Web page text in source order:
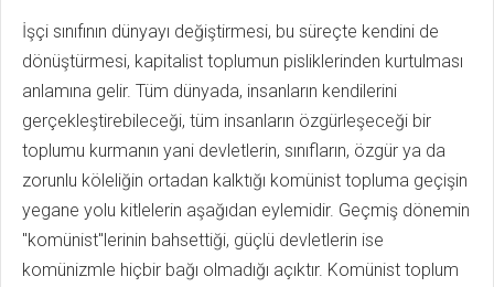
İşçi sınıfının dünyayı değiştirmesi, bu süreçte kendini de
dönüştürmesi, kapitalist toplumun pisliklerinden kurtulması
anlamına gelir. Tüm dünyada, insanların kendilerini
gerçekleştirebileceği, tüm insanların özgürleşeceği bir
toplumu kurmanın yani devletlerin, sınıfların, özgür ya da
zorunlu köleliğin ortadan kalktığı komünist topluma geçişin
yegane yolu kitlelerin aşağıdan eylemidir. Geçmiş dönemin
"komünist"lerinin bahsettiği, güçlü devletlerin ise
komünizmle hiçbir bağı olmadığı açıktır. Komünist toplum